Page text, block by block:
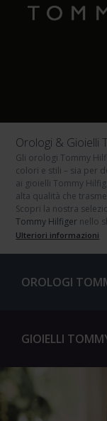
Orologi & Gioielli
Gli orologi Tommy
colori e stili – sia per
ai gioielli Tommy
alta qualità che
Scopri la nostra
Tommy Hilfiger nello
Ulteriori informazioni
OROLOGI
GIOIELLI